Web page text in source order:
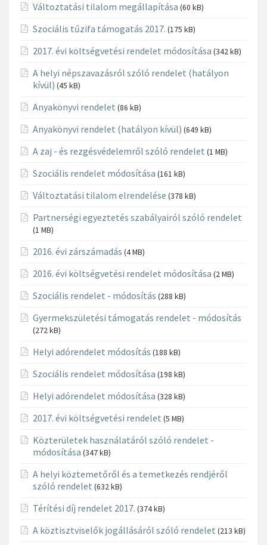
Változtatási tilalom megállapítása (60 kB)
Szociális tűzifa támogatás 2017. (175 kB)
2017. évi költségvetési rendelet módosítása (342 kB)
A helyi népszavazásról szóló rendelet (hatályon
kívül) (45 kB)
Anyakönyvi rendelet (86 kB)
Anyakönyvi rendelet (hatályon kívül) (649 kB)
A zaj - és rezgésvédelemről szóló rendelet (1 MB)
Szociális rendelet módosítása (161 kB)
Változtatási tilalom elrendelése (378 kB)
Partnerségi egyeztetés szabályairól szóló rendelet
(1 MB)
2016. évi zárszámadás (4 MB)
2016. évi költségvetési rendelet módosítása (2 MB)
Szociális rendelet - módosítás (288 kB)
Gyermekszületési támogatás rendelet - módosítás
(272 kB)
Helyi adórendelet módosítás (188 kB)
Szociális rendelet módosítása (198 kB)
Helyi adórendelet módosítása (328 kB)
2017. évi költségvetési rendelet (5 MB)
Közterületek használatáról szóló rendelet -
módosítása (347 kB)
A helyi köztemetőről és a temetkezés rendjéről
szóló rendelet (632 kB)
Térítési díj rendelet 2017. (374 kB)
A köztisztviselők jogállásáról szóló rendelet (213 kB)